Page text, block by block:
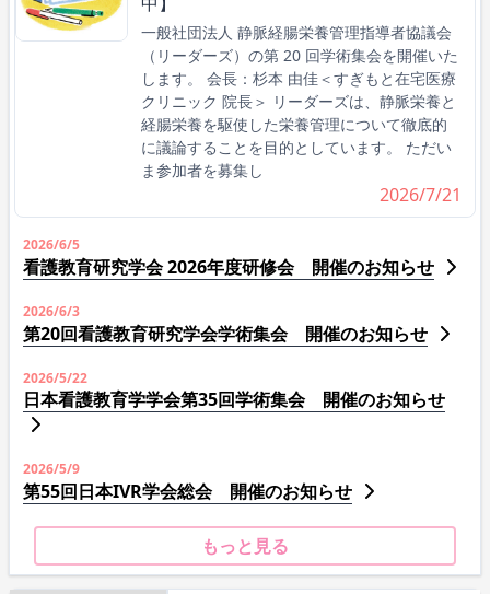
一般社団法人 静脈経腸栄養管理指導者協議会
（リーダーズ）の第 20 回学術集会を開催いた
します。 会長：杉本 由佳＜すぎもと在宅医療
クリニック 院長＞ リーダーズは、静脈栄養と
経腸栄養を駆使した栄養管理について徹底的
に議論することを目的としています。 ただい
ま参加者を募集し
2026/7/21
2026/6/5
看護教育研究学会 2026年度研修会 開催のお知らせ
2026/6/3
第20回看護教育研究学会学術集会 開催のお知らせ
2026/5/22
日本看護教育学学会第35回学術集会 開催のお知らせ
2026/5/9
第55回日本IVR学会総会 開催のお知らせ
もっと見る